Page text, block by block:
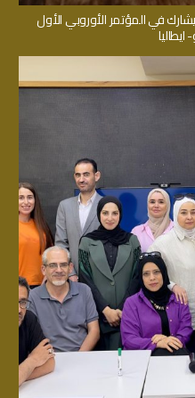
في المؤتمر الأوروبي الأول